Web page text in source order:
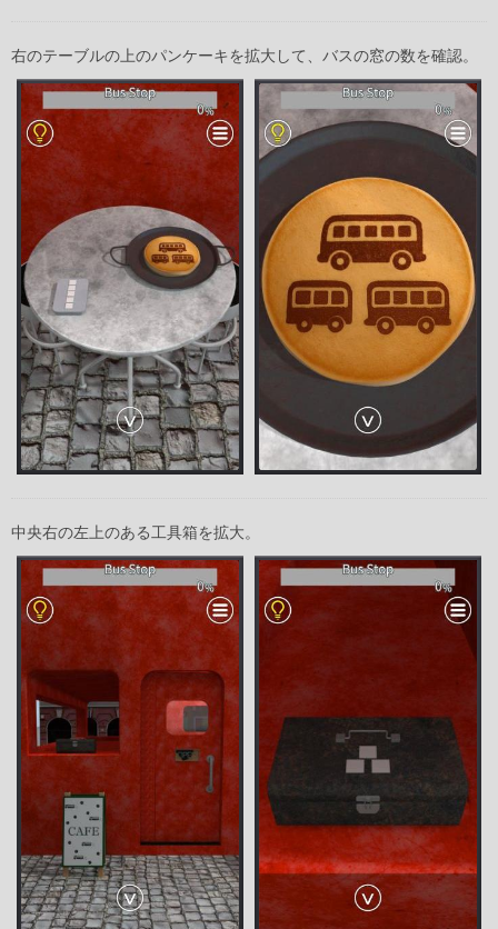
右のテーブルの上のパンケーキを拡大して、バスの窓の数を確認。
中央右の左上のある工具箱を拡大。